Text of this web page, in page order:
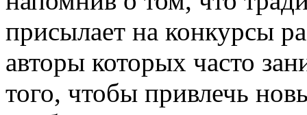
присылает на конкурсы
авторы которых часто
того, чтобы привлечь